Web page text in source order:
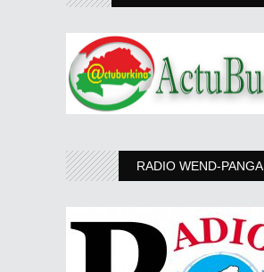
RADIO WEND-PANGA